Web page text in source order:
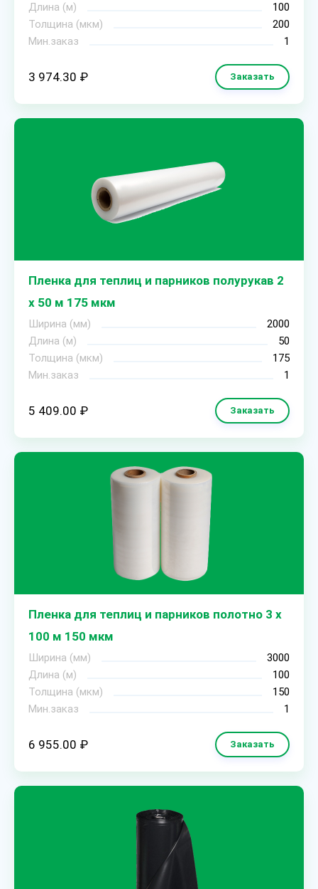
Длина (м)
100
Толщина (мкм)
200
Мин.заказ
1
3 974.30 ₽ Заказать
Пленка для теплиц и парников полурукав 2
х 50 м 175 мкм
Ширина (мм)
2000
Длина (м)
50
Толщина (мкм)
175
Мин.заказ
1
5 409.00 ₽ Заказать
Пленка для теплиц и парников полотно 3 х
100 м 150 мкм
Ширина (мм)
3000
Длина (м)
100
Толщина (мкм)
150
Мин.заказ
1
6 955.00 ₽ Заказать